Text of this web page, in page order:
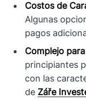
Costos de
Algunas
pagos
Complejo
principiantes
con las
de Záře